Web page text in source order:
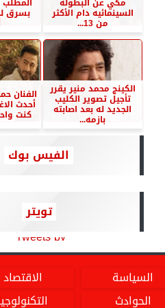
السينمائيه دام الأكثر
من 13...
بسرق
الكينج محمد منير يقرر
تأجيل تصوير الكليب
الجديد له بعد اصابته
بازمه...
الفنان
أحدث
كنت
الفيس بوك
تويتر
Tweets by
السياسة
الاقتصاد
الحوادث